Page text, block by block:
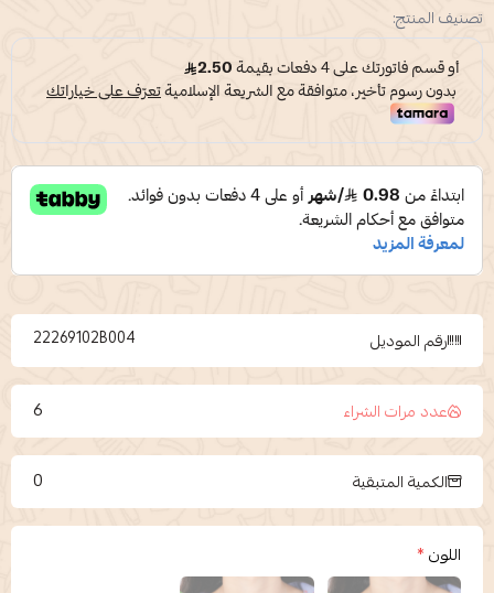
تصنيف المنتج:
رقم الموديل 22269102B004
عدد مرات الشراء 6
الكمية المتبقية 0
اللون*